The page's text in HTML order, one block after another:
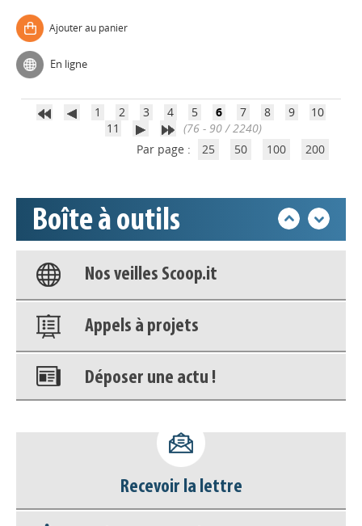
Ajouter au panier
En ligne
1 2 3 4 5 6 7 8 9
10
11
(76 - 90 / 2240)
Par page :
25 50 100 200
Boîte à outils
Appels à projets
Accéder à son compte - (Se
déconnecter)
Base documentaire
Nos veilles Scoop.it
Appels à projets
Déposer une actu !
Accéder à son compte - (Se
Base documentaire
Nos veilles Scoop.it